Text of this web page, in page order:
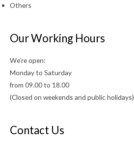
Others
Our Working Hours
We’re open:
Monday to Saturday
from 09.00 to 18.00
(Closed on weekends and public holidays)
Contact Us